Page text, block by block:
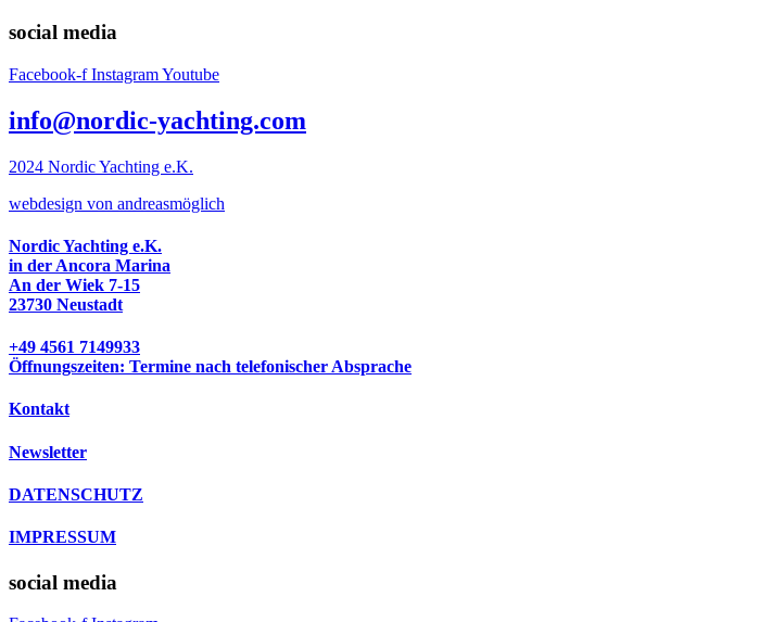
social media
Facebook-f InstagramYoutube
info@nordic-yachting.com
2024 Nordic Yachting e.K.
webdesign von andreasmöglich
Nordic Yachting e.K.
in der Ancora Marina
An der Wiek 7-15
23730 Neustadt
+49 4561 7149933
Öffnungszeiten: Termine nach telefonischer Absprache
Kontakt
Newsletter
DATENSCHUTZ
IMPRESSUM
social media